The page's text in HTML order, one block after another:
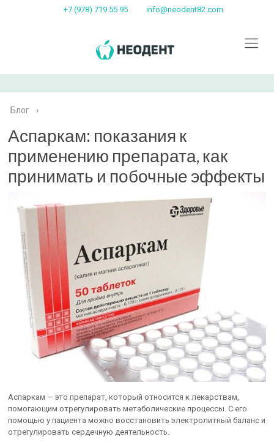
+7 (978) 719 55 95 info@neodent82.com
Блог ›
Аспаркам: показания к
применению препарата, как
принимать и побочные эффекты
Аспаркам — это препарат, который относится к лекарствам,
помогающим отрегулировать метаболические процессы. С его
помощью у пациента можно восстановить электролитный баланс и
отрегулировать сердечную деятельность.